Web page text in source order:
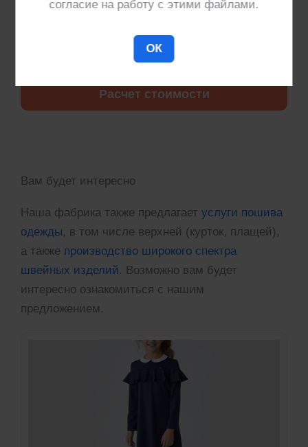
Чтобы рассчитать стоимость производства и
Технолог отправит предложение вам на почту.
Расчет стоимости
Вам будет интересно
Наша фабрика также предлагает услуги пошива
одежды, в том числе верхней (курток, плащей),
а также производство широкого спектра
швейных изделий . Возможно вам будет
интересно ознакомиться с нашим
предложением.
согласие на работу с этими файлами.
ОК